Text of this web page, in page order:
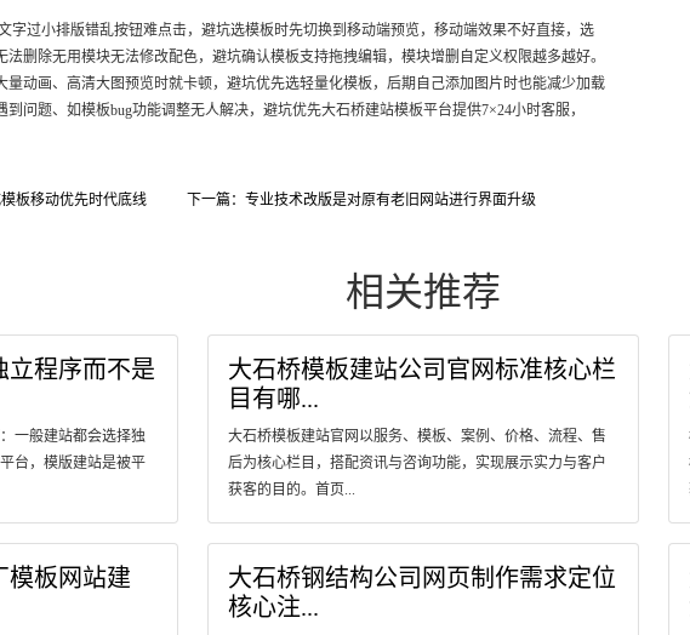
字过小排版错乱按钮难点击，避坑选模板时先切换到移动端预览，移动端效果不好直接，选
删除无用模块无法修改配色，避坑确认模板支持拖拽编辑，模块增删自定义权限越多越好。
动画、高清大图预览时就卡顿，避坑优先选轻量化模板，后期自己添加图片时也能减少加载
问题、如模板bug功能调整无人解决，避坑优先大石桥建站模板平台提供7×24小时客服，
板移动优先时代底线 下一篇：专业技术改版是对原有老旧网站进行界面升级
相关推荐
立程序而不是
一般建站都会选择独
台，模版建站是被平
大石桥模板建站公司官网标准核心栏
目有哪...
大石桥模板建站官网以服务、模板、案例、价格、流程、售
后为核心栏目，搭配资讯与咨询功能，实现展示实力与客户
获客的目的。首页...
模板网站建
大石桥钢结构公司网页制作需求定位
核心注...